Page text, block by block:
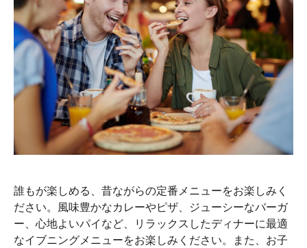
誰もが楽しめる、昔ながらの定番メニューをお楽しみく
ださい。風味豊かなカレーやピザ、ジューシーなバーガ
ー、心地よいパイなど、リラックスしたディナーに最適
なイブニングメニューをお楽しみください。また、お子